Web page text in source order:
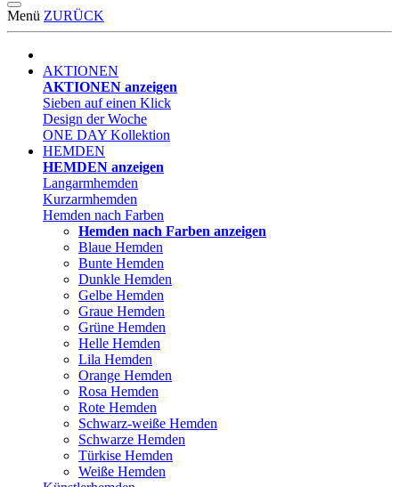
Menü ZURÜCK
AKTIONEN
AKTIONEN anzeigen
Sieben auf einen Klick
Design der Woche
ONE DAY Kollektion
HEMDEN
HEMDEN anzeigen
Langarmhemden
Kurzarmhemden
Hemden nach Farben
Hemden nach Farben anzeigen
Blaue Hemden
Bunte Hemden
Dunkle Hemden
Gelbe Hemden
Graue Hemden
Grüne Hemden
Helle Hemden
Lila Hemden
Orange Hemden
Rosa Hemden
Rote Hemden
Schwarz-weiße Hemden
Schwarze Hemden
Türkise Hemden
Weiße Hemden